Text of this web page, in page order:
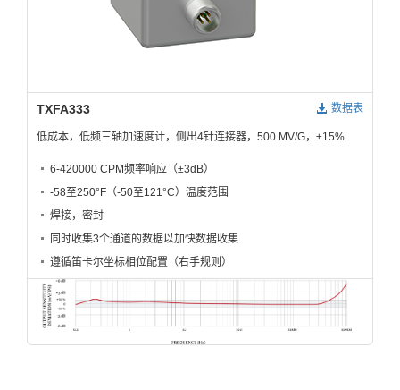
TXFA333 数据表
低成本，低频三轴加速度计，侧出4针连接器，500 MV/G，±15%
6-420000 CPM频率响应（±3dB）
-58至250°F（-50至121°C）温度范围
焊接，密封
同时收集3个通道的数据以加快数据收集
遵循笛卡尔坐标相位配置（右手规则）